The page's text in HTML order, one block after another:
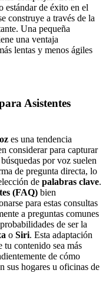
estándar de éxito en el
construye a través de la
Una pequeña
una ventaja
lentas y menos ágiles
Asistentes
es una tendencia
considerar para capturar
por voz suelen
de pregunta directa, lo
de palabras clave.
(FAQ) bien
para estas consultas
a preguntas comunes
de ser la
o Siri. Esta adaptación
tu contenido sea más
de cómo
sus hogares u oficinas de